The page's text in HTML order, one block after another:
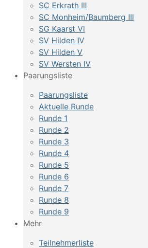
SC Erkrath III
SC Monheim/Baumberg III
SG Kaarst VI
SV Hilden IV
SV Hilden V
SV Wersten IV
Paarungsliste
Paarungsliste
Aktuelle Runde
Runde 1
Runde 2
Runde 3
Runde 4
Runde 5
Runde 6
Runde 7
Runde 8
Runde 9
Mehr
Teilnehmerliste